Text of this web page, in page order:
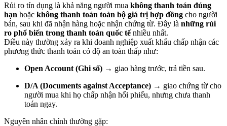
Rủi ro tín dụng là khả năng người mua không thanh toán đúng
hạn hoặc không thanh toán toàn bộ giá trị hợp đồng cho người
bán, sau khi đã nhận hàng hoặc nhận chứng từ. Đây là những rủi
ro phổ biến trong thanh toán quốc tếnhiều nhất.
Điều này thường xảy ra khi doanh nghiệp xuất khẩu chấp nhận các
phương thức thanh toán có độ an toàn thấp như:
Open Account (Ghi sổ) → giao hàng trước, trả tiền sau.
D/A (Documents against Acceptance) → giao chứng từ cho
người mua khi họ chấp nhận hối phiếu, nhưng chưa thanh
toán ngay.
Nguyên nhân chính thường gặp: